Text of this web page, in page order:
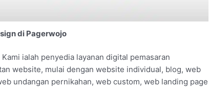
di Pagerwojo
Kami ialah penyedia layanan digital pemasaran
website, mulai dengan website individual, blog, web
undangan pernikahan, web custom, web landing page